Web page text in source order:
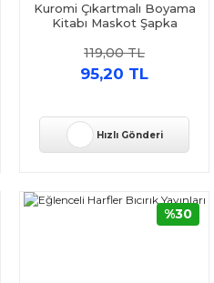
Kuromi Çıkartmalı Boyama
Kitabı Maskot Şapka
119,00 TL
95,20 TL
Hızlı Gönderi
%30